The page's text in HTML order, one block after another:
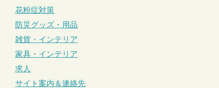
花粉症対策
防災グッズ・用品
雑貨・インテリア
家具・インテリア
求人
サイト案内＆連絡先